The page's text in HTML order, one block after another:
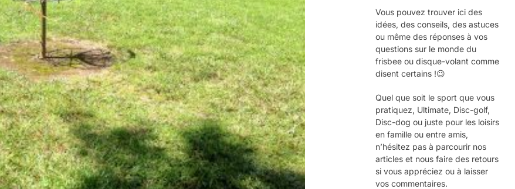
Vous pouvez trouver ici des
idées, des conseils, des astuces
ou même des réponses à vos
questions sur le monde du
frisbee ou disque-volant comme
disent certains !😉
Quel que soit le sport que vous
pratiquez, Ultimate, Disc-golf,
Disc-dog ou juste pour les loisirs
en famille ou entre amis,
n’hésitez pas à parcourir nos
articles et nous faire des retours
si vous appréciez ou à laisser
vos commentaires.